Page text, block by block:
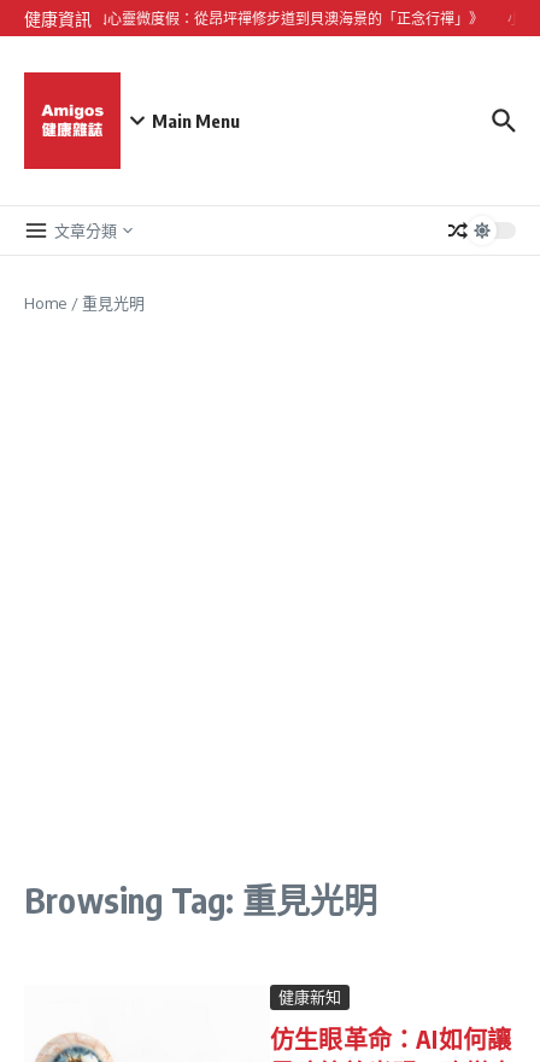
Skip to content
健康資訊
《大嶼山心靈微度假：從昂坪禪修步道到貝澳海景的「正念行禪」》 小型
Main Menu
文章分類
Home /重見光明
Browsing Tag: 重見光明
健康新知
仿生眼革命：AI如何讓